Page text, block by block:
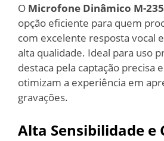
O Microfone Dinâmico M-
opção eficiente para quem
com excelente resposta vocal
alta qualidade. Ideal para uso
destaca pela captação precisa
otimizam a experiência em
gravações.
Alta Sensibilidade e